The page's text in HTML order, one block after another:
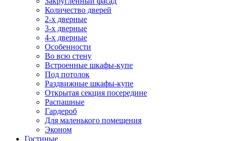
Количество дверей
2-х дверные
3-х дверные
4-х дверные
Особенности
Во всю стену
Встроенные шкафы-купе
Под потолок
Раздвижные шкафы-купе
Открытая секция посередине
Распашные
Гардероб
Для маленького помещения
Эконом
Гостиные